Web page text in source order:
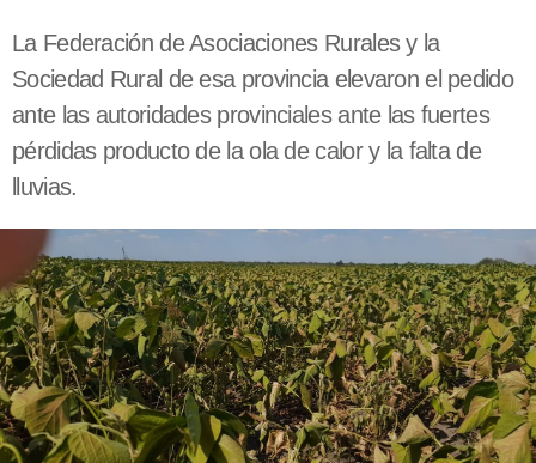
La Federación de Asociaciones Rurales y la
Sociedad Rural de esa provincia elevaron el pedido
ante las autoridades provinciales ante las fuertes
pérdidas producto de la ola de calor y la falta de
lluvias.